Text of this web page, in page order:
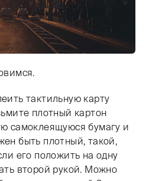
фотография в
тактильную карту
плотный картон
самоклеящуюся бумагу и
быть плотный, такой,
его положить на одну
второй рукой. Можно